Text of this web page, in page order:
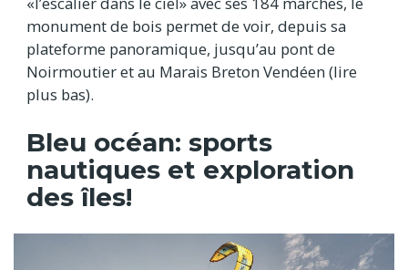
monument de bois permet de voir, depuis sa
plateforme panoramique, jusqu’au pont de
Noirmoutier et au Marais Breton Vendéen (lire
plus bas).
Bleu océan: sports
nautiques et exploration
des îles!